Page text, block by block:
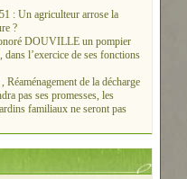
: Un agriculteur arrose la
?
DOUVILLE un pompier
l’exercice de ses fonctions
de la décharge
pas ses promesses, les
familiaux ne seront pas